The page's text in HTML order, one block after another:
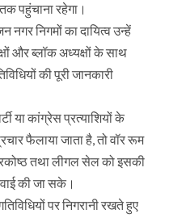
पहुंचाना रहेगा।
नगर निगमों का दायित्व उन्हें
और ब्लॉक अध्यक्षों के साथ
की पूरी जानकारी
या कांग्रेस प्रत्याशियों के
फैलाया जाता है, तो वॉर रूम
तथा लीगल सेल को इसकी
की जा सके।
पर निगरानी रखते हुए